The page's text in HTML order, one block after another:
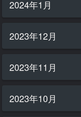
2024年1月
2023年12月
2023年11月
2023年10月